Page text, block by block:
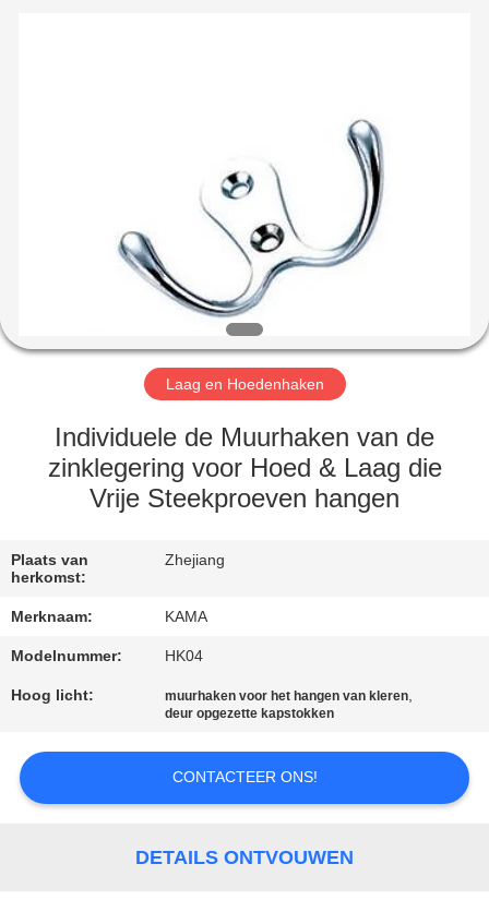
PRODUCTEN
ONGEVEER
FABRIEKSREIS
KWALITEITSCONTROLE
CONTACTEER
EEN
CITAAT
SITEMAP
Laag en Hoedenhaken
Individuele de Muurhaken van de
zinklegering voor Hoed & Laag die
Vrije Steekproeven hangen
Plaats van
herkomst:
Zhejiang
Merknaam: KAMA
Modelnummer: HK04
Hoog licht: muurhaken voor het hangen van kleren,
deur opgezette kapstokken
CONTACTEER ONS!
DETAILS ONTVOUWEN